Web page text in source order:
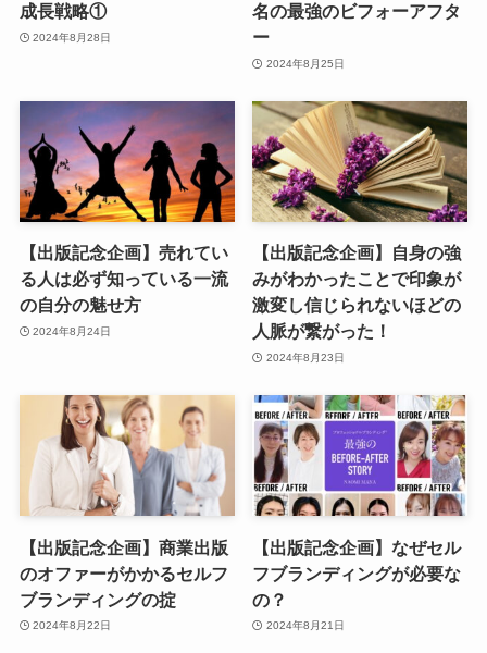
成長戦略①
2024年8月28日
名の最強のビフォーアフタ
ー
2024年8月25日
【出版記念企画】売れてい
る人は必ず知っている一流
の自分の魅せ方
2024年8月24日
【出版記念企画】自身の強
みがわかったことで印象が
激変し信じられないほどの
人脈が繋がった！
2024年8月23日
【出版記念企画】商業出版
のオファーがかかるセルフ
ブランディングの掟
2024年8月22日
【出版記念企画】なぜセル
フブランディングが必要な
の？
2024年8月21日